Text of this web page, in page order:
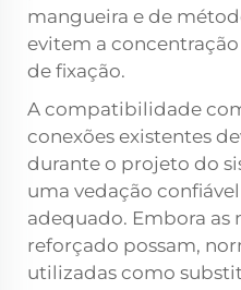
mangueira e de
evitem a
de fixação.
A compatibilidade
conexões existentes
durante o projeto do
uma vedação
adequado. Embora as
reforçado possam,
utilizadas como